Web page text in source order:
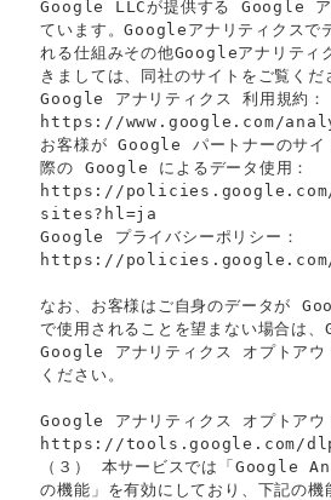
Google LLCが提供する Google ア
ています。Googleアナリティクスで
れる仕組みその他Googleアナリティ
きましては、同社のサイトをご覧くだ
Google アナリティクス 利用規約：
https://www.google.com/
お客様が Google パートナーのサイ
際の Google によるデータ使用：
https://
sites?hl=ja
Google プライバシーポリシー：
https://
なお、お客様はご自身のデータが
で使用されることを望まない場合は
Google アナリティクス オプトアウ
ください。
Google アナリティクス オプトアウ
https://tools.google.com/
（３） 本サービスでは「Google
の機能」を有効にしており、下記の機